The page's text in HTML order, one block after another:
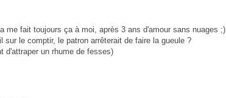
me fait toujours ça à moi, après 3 ans d'amour sans nuages ;)
sur le comptir, le patron arrêterait de faire la gueule ?
d'attraper un rhume de fesses)